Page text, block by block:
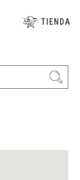
TIENDA